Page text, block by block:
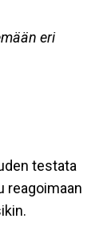
eri
testata
reagoimaan